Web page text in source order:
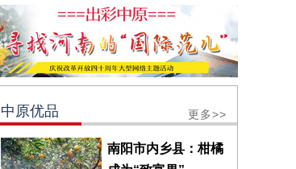
中原优品 更多>>
南阳市内乡县：柑橘